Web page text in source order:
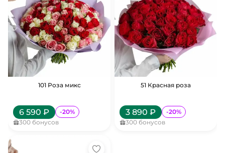
101 Роза микс
6 590 ₽ -20%
300 бонусов
51 Красная роза
3 890 ₽ -20%
300 бонусов